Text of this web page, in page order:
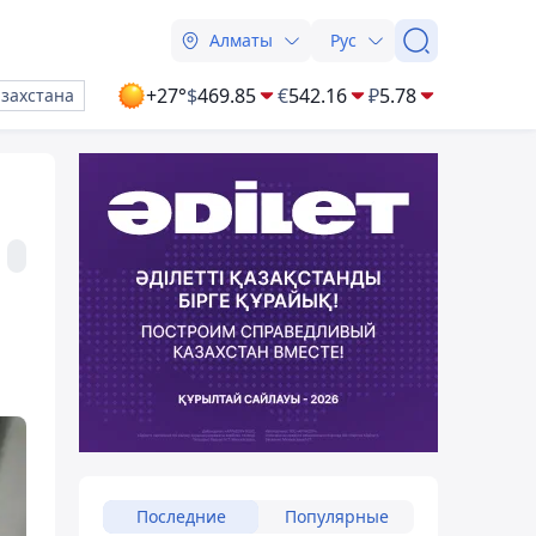
Алматы Рус
+27°$469.85 €542.16 ₽5.78
Последние Популярные